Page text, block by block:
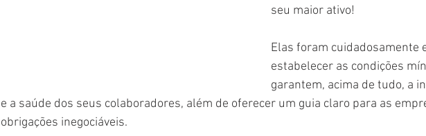
seu maior ativo!
Elas foram cuidadosamente
estabelecer as condições
garantem, acima de tudo, a
e a saúde dos seus colaboradores, além de oferecer um guia claro para as
obrigações inegociáveis.